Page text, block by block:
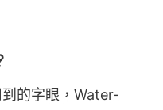
的字眼，Water-